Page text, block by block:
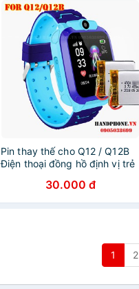
Pin thay thế cho Q12 / Q12B
Điện thoại đồng hồ định vị trẻ
30.000 đ
1 2